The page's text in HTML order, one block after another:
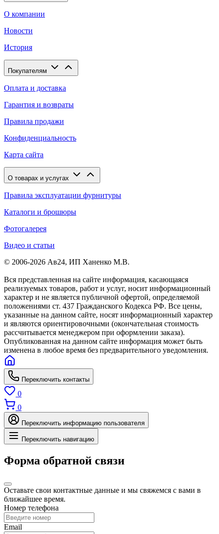
О компании
Новости
История
Покупателям
Оплата и доставка
Гарантия и возвраты
Правила продажи
Конфиденциальность
Карта сайта
О товарах и услугах
Правила эксплуатации фурнитуры
Каталоги и брошюры
Фотогалерея
Видео и статьи
© 2006-2026 Ав24, ИП Ханенко М.В.
Вся представленная на сайте информация, касающаяся
реализуемых товаров, работ и услуг, носит информационный
характер и не является публичной офертой, определяемой
положениями ст. 437 Гражданского Кодекса РФ. Все цены,
указанные на данном сайте, носят информационный характер
и являются ориентировочными (окончательная стоимость
рассчитывается менеджером при оформлении заказа).
Опубликованная на данном сайте информация может быть
изменена в любое время без предварительного уведомления.
Переключить контакты
0
0
Переключить информацию пользователя
Переключить навигацию
Форма обратной связи
Оставьте свои контактные данные и мы свяжемся с вами в
ближайшее время.
Номер телефона
Email